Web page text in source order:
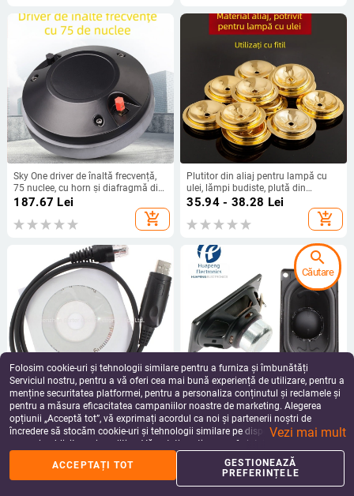
Sky One driver de înaltă frecvență,
75 nuclee, cu horn și diafragmă din
titan
187.67 Lei
add_shopping_cart
Plutitor din aliaj pentru lampă cu
ulei, lămpi budiste, plută din
aluminiu
35.94 - 38.28 Lei
add_shopping_cart
GP300 cablu de programare a
datelor pentru motociclete — raza
1,5–3 km, fără baterie, rezistent la
praf, compatibil cu Motorola
GM3188/GM338/SM50/SM120/GM950/GM3688
102.42Lei
add_shopping_cart
4580 Difuzor bas-mijloc 20W
pentru JBL Flip 6/5 Gen – Carcasă
dreptunghiulară, diafragmă non-
hârtie, circuit magnetic intern
101.28Lei
add_shopping_cart
Folosim cookie-uri și tehnologii similare pentru a furniza și îmbunătăți
Serviciul nostru, pentru a vă oferi cea mai bună experiență de utilizare, pentru a
menține securitatea platformei, pentru a personaliza conținutul și reclamele și
pentru a măsura eficacitatea campaniilor noastre de marketing. Alegerea
opțiunii „Acceptă tot”, vă exprimați acordul ca noi și partenerii noștri de
încredere să stocăm cookie-uri și tehnologii similare pe dispozitivul dvs. în
scopuri publicitare și analitice. Vă puteți gestiona preferințele în orice moment
făcând clic pe „Gestionează preferințele”. Pentru mai multe informații, vă
rugăm să consultațiPolitica noastră de confidențialitate.
Vezi mai mult
ACCEPTAȚI TOT
GESTIONEAZĂ
PREFERINȚELE
search
Căutare